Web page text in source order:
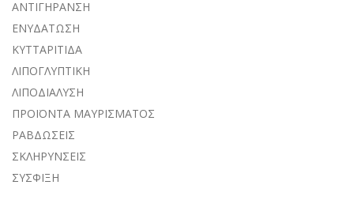
ΑΝΤΙΓΗΡΑΝΣΗ
ΕΝΥΔΑΤΩΣΗ
ΚΥΤΤΑΡΙΤΙΔΑ
ΛΙΠΟΓΛΥΠΤΙΚΗ
ΛΙΠΟΔΙΑΛΥΣΗ
ΠΡΟΪΟΝΤΑ ΜΑΥΡΙΣΜΑΤΟΣ
ΡΑΒΔΩΣΕΙΣ
ΣΚΛΗΡΥΝΣΕΙΣ
ΣΥΣΦΙΞΗ